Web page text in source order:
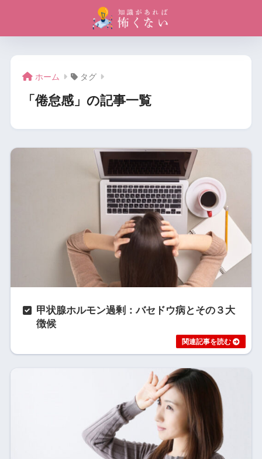
ホーム タグ
「倦怠感」の記事一覧
甲状腺ホルモン過剰：バセドウ病とその３大
徴候